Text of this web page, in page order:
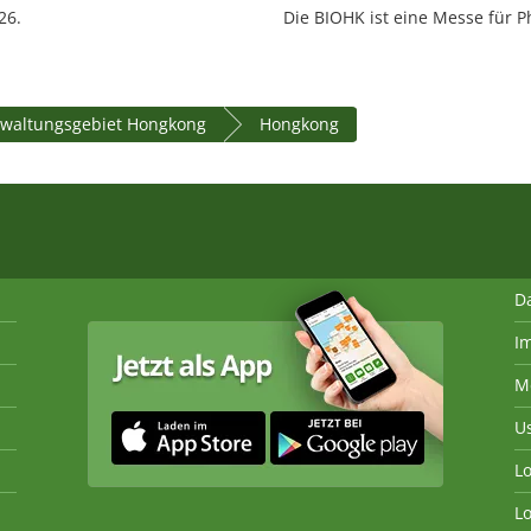
Die BIOHK ist eine Messe für
Hongkong Hongkong